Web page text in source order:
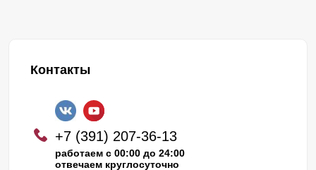
Контакты
+7 (391) 207-36-13
работаем с 00:00 до 24:00
отвечаем круглосуточно